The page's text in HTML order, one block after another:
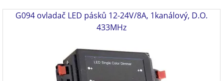
G094 ovladač LED pásků 12-24V/8A, 1kanálový, D.O.
433MHz